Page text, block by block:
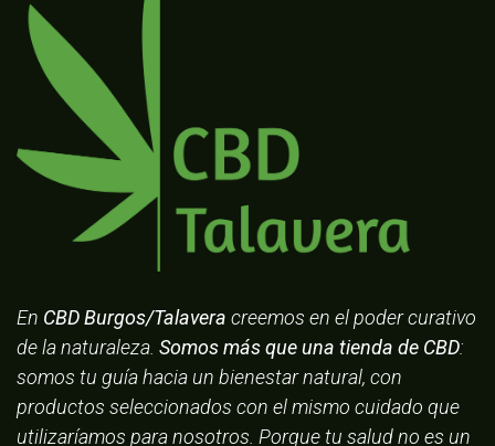
En CBD Burgos/Talavera creemos en el poder curativo
de la naturaleza. Somos más que una tienda de CBD:
somos tu guía hacia un bienestar natural, con
productos seleccionados con el mismo cuidado que
utilizaríamos para nosotros. Porque tu salud no es un